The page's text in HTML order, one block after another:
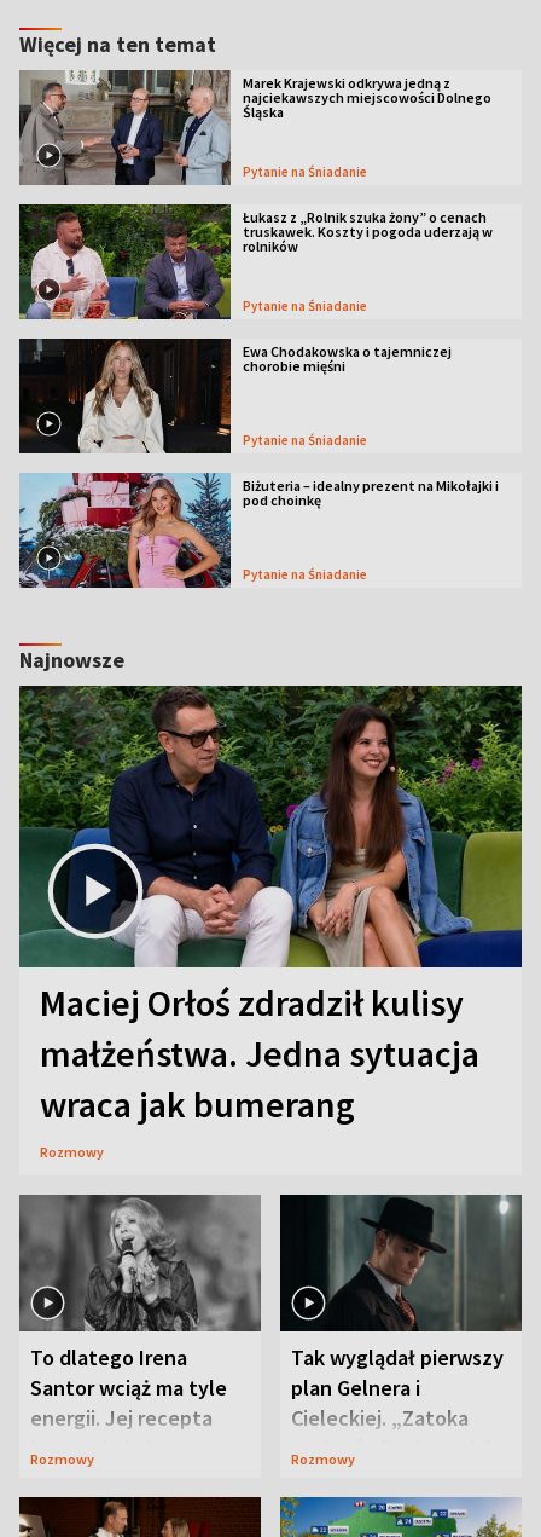
Więcej na ten temat
Marek Krajewski odkrywa jedną z
najciekawszych miejscowości Dolnego
Śląska
Pytanie na Śniadanie
Łukasz z „Rolnik szuka żony” o cenach
truskawek. Koszty i pogoda uderzają w
rolników
Pytanie na Śniadanie
Ewa Chodakowska o tajemniczej
chorobie mięśni
Pytanie na Śniadanie
Biżuteria – idealny prezent na Mikołajki i
pod choinkę
Pytanie na Śniadanie
Najnowsze
Maciej Orłoś zdradził kulisy
małżeństwa. Jedna sytuacja
wraca jak bumerang
Rozmowy
To dlatego Irena
Santor wciąż ma tyle
energii. Jej recepta
jest zaskakująco
Rozmowy
Tak wyglądał pierwszy
plan Gelnera i
Cieleckiej. „Zatoka
szpiegów” od razu ich
Rozmowy